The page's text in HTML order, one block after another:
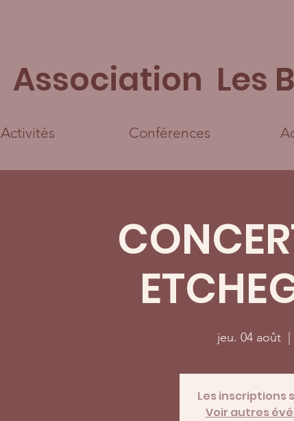
Association Les
Activités Conférences
jeu. 04 août
Les inscriptions
Voir autres